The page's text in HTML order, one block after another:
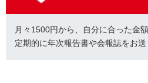
月々1500円から、自分に合った金
定期的に年次報告書や会報誌をお送